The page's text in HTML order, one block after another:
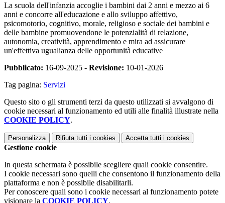
La scuola dell'infanzia accoglie i bambini dai 2 anni e mezzo ai 6
anni e concorre all'educazione e allo sviluppo affettivo,
psicomotorio, cognitivo, morale, religioso e sociale dei bambini e
delle bambine promuovendone le potenzialità di relazione,
autonomia, creatività, apprendimento e mira ad assicurare
un'effettiva ugualianza delle opportunità educative
Pubblicato: 16-09-2025 - Revisione: 10-01-2026
Tag pagina: Servizi
Questo sito o gli strumenti terzi da questo utilizzati si avvalgono di
cookie necessari al funzionamento ed utili alle finalità illustrate nella
COOKIE POLICY.
Personalizza Rifiuta tutti i cookies Accetta tutti i cookies
Gestione cookie
In questa schermata è possibile scegliere quali cookie consentire.
I cookie necessari sono quelli che consentono il funzionamento della
piattaforma e non è possibile disabilitarli.
Per conoscere quali sono i cookie necessari al funzionamento potete
visionare la COOKIE POLICY.